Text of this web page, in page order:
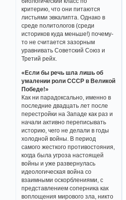
критерию, что они питаются
листьями эвкалипта. Однако в
среде политологов (среди
историков куда меньше!) почему-
то не считается зазорным
уравнивать Советский Союз и
Третий рейх.
«Если бы речь шла лишь об
умалении роли СССР в Великой
Победе!»
Как ни парадоксально, именно в
последние двадцать лет после
перестройки на Западе как раз и
начали активно переписывать
историю, чего не делали в годы
холодной войны. В период
самого жесткого противостояния,
когда была угроза настоящей
войны и уже развернулась
идеологическая война со
взаимными оскорблениями, с
представлением соперника как
воплощения мирового зла, никто